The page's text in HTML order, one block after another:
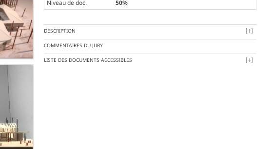
Niveau de doc.
50%
DESCRIPTION
COMMENTAIRES DU JURY
LISTE DES DOCUMENTS ACCESSIBLES